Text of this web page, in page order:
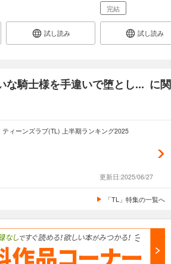
試し読み
完結
試し読み
騎士様を手違いで堕とし... に関
ティーンズラブ(TL) 上半期ランキング2025
更新日:2025/06/27
「TL」特集の一覧へ